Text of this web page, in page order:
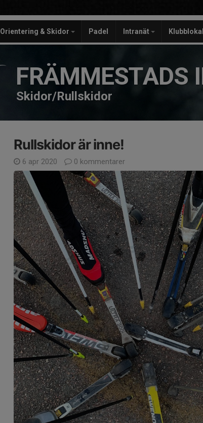
Orientering & Skidor Padel Intranät Klubblokal
FRÄMMESTADS
Skidor/Rullskidor
Rullskidor är inne!
6 apr 2020 0 kommentarer